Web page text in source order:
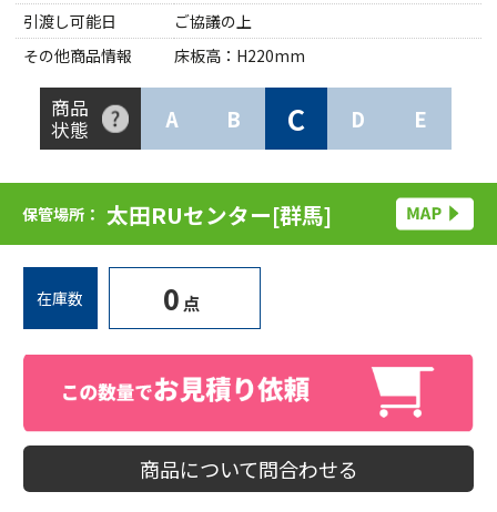
引渡し可能日
ご協議の上
その他商品情報
床板高：H220mm
商品
状態
A B C D E
保管場所： 太田RUセンター[群馬]
在庫数 0 点
商品について問合わせる